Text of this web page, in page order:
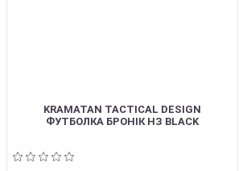
KRAMATAN TACTICAL DESIGN
ФУТБОЛКА БРОНІК НЗ BLACK